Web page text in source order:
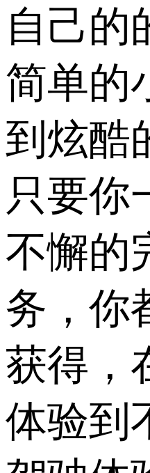
自己的
简单的
到炫酷
只要你
不懈的
务，你
获得，
体验到